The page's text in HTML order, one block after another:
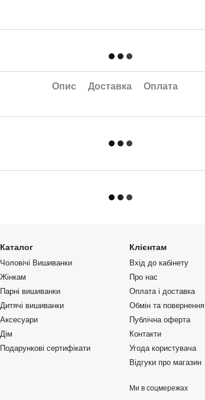
Опис Доставка Оплата
Каталог
Чоловічі Вишиванки
Жінкам
Парні вишиванки
Дитячі вишиванки
Аксесуари
Дім
Подарункові сертифікати
Клієнтам
Вхід до кабінету
Про нас
Оплата і доставка
Обмін та повернення
Публічна оферта
Контакти
Угода користувача
Відгуки про магазин
Ми в соцмережах